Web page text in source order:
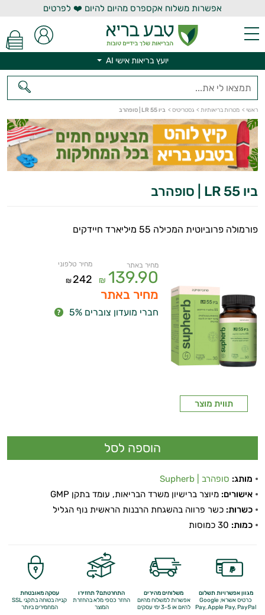
אפשרות משלוח אקספרס מהיום להיום ❤️ לפרטים
יועץ בריאות אישי AI
ראשי > מטרות בריאותיות > גסטריטיס > ביו 55 LR | סופהרב
ביו 55 LR | סופהרב
פורמולה פרוביוטית המכילה 55 מיליארד חיידקים
תווית מוצר
מחיר באתר
139.90
₪
מחיר טלפוני
242
₪
מחיר באתר
חברי מועדון צוברים 5%
מותג: סופהרב | Supherb
אישורים: מיוצר ברישיון משרד הבריאות, עומד בתקן GMP
כשרות: כשר פרווה בהשגחת הרבנות הראשית נוף הגליל
כמות:
מגוון אפשרויות תשלום
כרטיס אשראי, Google
Pay,Apple Pay, PayPal
משלוחים מהירים
אפשרות למשלוח מהיום
להיום או 3-5 ימי עסקים
התחרטתם? תחזירו
החזר כספי מלאבהחזרת
המוצר
עסקה מאובטחת
קנייה בטוחה בתקני SSL
המחמירים ביותר
יועץ בריאות אישי AI